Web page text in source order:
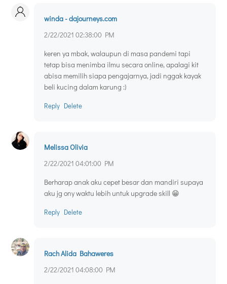
winda - dajourneys.com
2/22/2021 02:38:00 PM
keren ya mbak, walaupun di masa pandemi tapi
tetap bisa menimba ilmu secara online, apalagi kit
abisa memilih siapa pengajarnya, jadi nggak kayak
beli kucing dalam karung :)
Reply Delete
Melissa Olivia
2/22/2021 04:01:00 PM
Berharap anak aku cepet besar dan mandiri supaya
aku jg ony waktu lebih untuk upgrade skill 😁
Reply Delete
Rach Alida Bahaweres
2/22/2021 04:08:00 PM